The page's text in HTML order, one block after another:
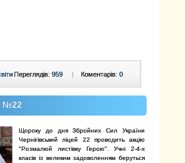
Коментарів: 0
Переглядів: 959 |
№22
Щороку до дня Збройних Сил України
Чернігівський ліцей 22 проводить акцію
"Розмалюй листівку Герою". Учні 2-4-х
класів із великим задоволенням беруться